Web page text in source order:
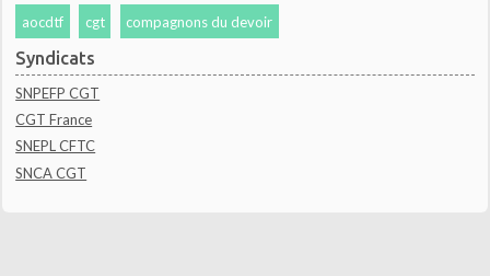
aocdtf cgt compagnons du devoir
Syndicats
SNPEFP CGT
CGT France
SNEPL CFTC
SNCA CGT